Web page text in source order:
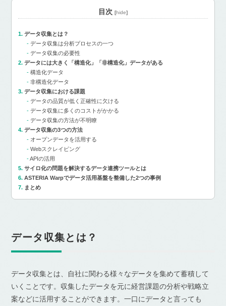
目次 [hide]
データ収集とは？
データ収集は分析プロセスの一つ
データ収集の必要性
データには大きく「構造化」「非構造化」データがある
構造化データ
非構造化データ
データ収集における課題
データの品質が低く正確性に欠ける
データ収集に多くのコストがかかる
データ収集の方法が不明瞭
データ収集の3つの方法
オープンデータを活用する
Webスクレイピング
APIの活用
サイロ化の問題を解決するデータ連携ツールとは
ASTERIA Warpでデータ活用基盤を整備した2つの事例
まとめ
データ収集とは？
データ収集とは、自社に関わる様々なデータを集めて蓄積して
いくことです。収集したデータを元に経営課題の分析や戦略立
案などに活用することができます。一口にデータと言っても